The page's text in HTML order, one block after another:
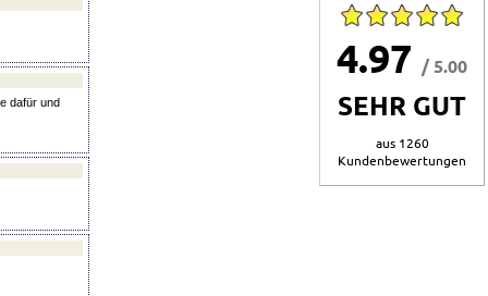
dafür und
4.97 / 5.00
SEHR GUT
aus 1260
Kundenbewertungen